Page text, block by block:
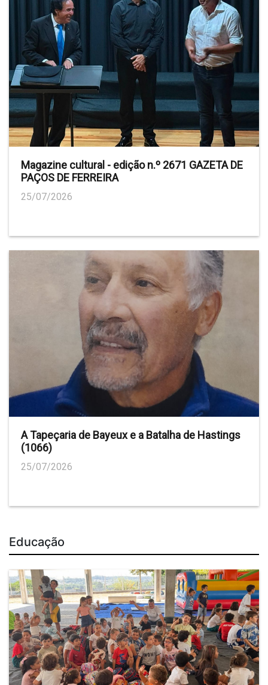
Magazine cultural - edição n.º 2671 GAZETA DE
PAÇOS DE FERREIRA
25/07/2026
A Tapeçaria de Bayeux e a Batalha de Hastings
(1066)
25/07/2026
Educação